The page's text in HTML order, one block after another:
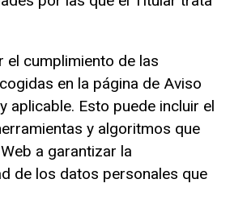
el cumplimiento de las
en la página de Aviso
aplicable. Esto puede incluir el
y algoritmos que
a garantizar la
de los datos personales que